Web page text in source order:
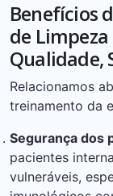
Benefícios
de
Qualidade,
Relacionamos
treinamento da
Segurança dos
pacientes
vulneráveis,